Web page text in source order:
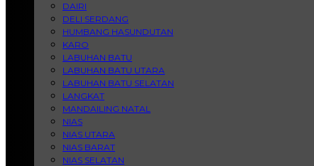
DAIRI
DELI SERDANG
HUMBANG HASUNDUTAN
KARO
LABUHAN BATU
LABUHAN BATU UTARA
LABUHAN BATU SELATAN
LANGKAT
MANDAILING NATAL
NIAS
NIAS UTARA
NIAS BARAT
NIAS SELATAN